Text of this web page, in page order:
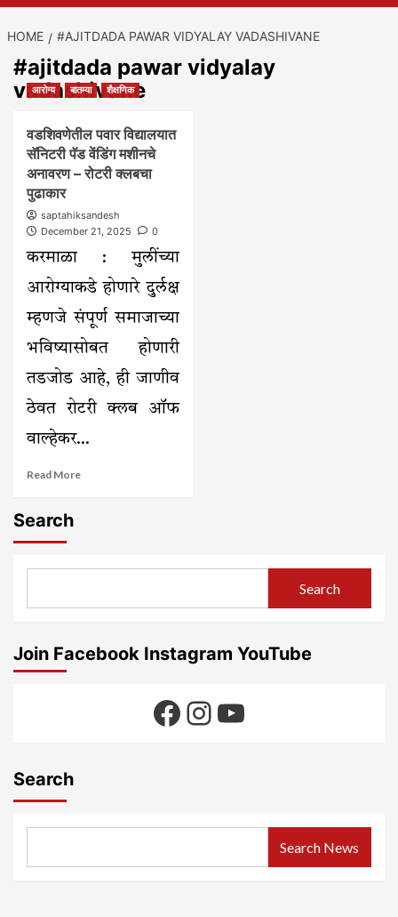
HOME #AJITDADA PAWAR VIDYALAY VADASHIVANE
#ajitdada pawar vidyalay
vadashivane
आरोग्य बातम्या शैक्षणिक
वडशिवणेतील पवार विद्यालयात
सॅनिटरी पॅड वेंडिंग मशीनचे
अनावरण – रोटरी क्लबचा
पुढाकार
saptahiksandesh
December 21, 2025
0
करमाळा : मुलींच्या
आरोग्याकडे होणारे दुर्लक्ष
म्हणजे संपूर्ण समाजाच्या
भविष्यासोबत होणारी
तडजोड आहे, ही जाणीव
ठेवत रोटरी क्लब ऑफ
वाल्हेकर...
Read MoreRead
सॅनिटरी
वेंडिंग
–
Search
Search
Join Facebook Instagram YouTube
Facebook
Instagram
YouTube
Search
Search News